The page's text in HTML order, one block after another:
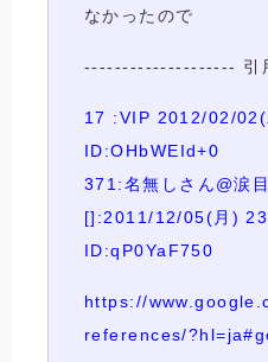
なかったので
-------------------- 引
17 :VIP 2012/02/
ID:OHbWEId+0
371:名無しさん@涙
[]:2011/12/05(月)
ID:qP0YaF750
https://
references/